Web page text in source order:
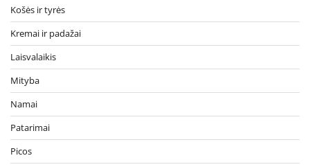
Košės ir tyrės
Kremai ir padažai
Laisvalaikis
Mityba
Namai
Patarimai
Picos